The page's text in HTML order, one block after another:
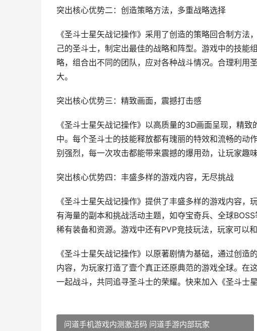
突出核心优势二：创造策略方法，多重战略选择
《圣斗士星矢战记操作》采用了创造的策略回合制方
己的圣斗士，制定出最佳的战略和阵型。游戏中的技能
略，组合出不同的团队，应对各种战斗情况。合理利用
大。
突出核心优势三：精致画面，震撼打击感
《圣斗士星矢战记操作》以高质量的3D画面呈现，精
中。每个圣斗士的技能释放都有瑰丽的特效和流畅的动
别强烈，每一次攻击都能带来震撼的爆用劲，让玩家趣味
突出核心优势四：丰盛多样的游戏内容，无尽挑战
《圣斗士星矢战记操作》提供了丰盛多样的游戏内容
有海量的副本和挑战活动主题，如夺宝奇兵、全球
稀有装备和资源。游戏中还有PVP竞技玩法，玩家可以
《圣斗士星矢战记操作》以原著剧情为基础，通过创
内容，为玩家打造了壹个真正还原典范的游戏全球。在
一起战斗，共同追寻圣斗士的荣耀。快来加入《圣斗士
问道手机游戏内测激活码 问道手游内部玩家